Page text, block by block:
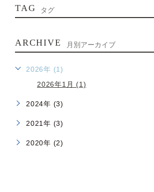
TAG タグ
ARCHIVE 月別アーカイブ
2026年 (1)
2026年1月 (1)
2024年 (3)
2021年 (3)
2020年 (2)